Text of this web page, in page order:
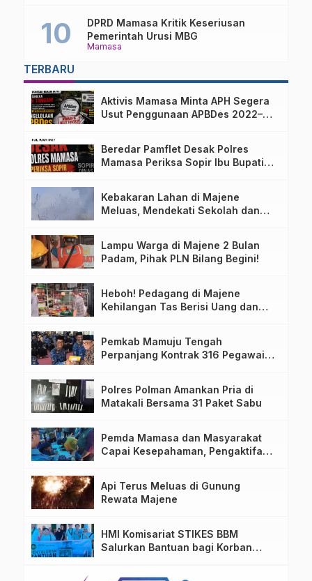
Mamasa
DPRD Mamasa Kritik Keseriusan
Pemerintah Urusi MBG
TERBARU
Aktivis Mamasa Minta APH Segera
Usut Penggunaan APBDes 2022–
Beredar Pamflet Desak Polres
Mamasa Periksa Sopir Ibu Bupati
Kebakaran Lahan di Majene
Meluas, Mendekati Sekolah dan
Lampu Warga di Majene 2 Bulan
Padam, Pihak PLN Bilang Begini!
Heboh! Pedagang di Majene
Kehilangan Tas Berisi Uang dan
Pemkab Mamuju Tengah
Perpanjang Kontrak 316 Pegawai
Polres Polman Amankan Pria di
Matakali Bersama 31 Paket Sabu
Pemda Mamasa dan Masyarakat
Capai Kesepahaman, Pengaktifan
Api Terus Meluas di Gunung
Rewata Majene
HMI Komisariat STIKES BBM
Salurkan Bantuan bagi Korban